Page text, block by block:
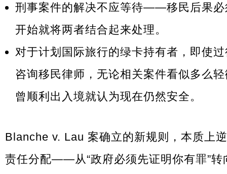
刑事案件的解决不应等待——移民后果必
开始就将两者结合起来处理。
对于计划国际旅行的绿卡持有者，即使
咨询移民律师，无论相关案件看似多么
曾顺利出入境就认为现在仍然安全。
Blanche v. Lau 案确立的新规则，本质上
责任分配——从“政府必须先证明你有罪”转